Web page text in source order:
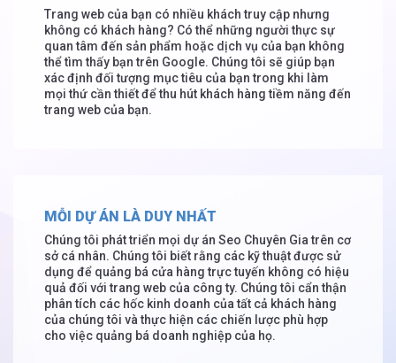
Trang web của bạn có nhiều khách truy cập nhưng
không có khách hàng? Có thể những người thực sự
quan tâm đến sản phẩm hoặc dịch vụ của bạn không
thể tìm thấy bạn trên Google. Chúng tôi sẽ giúp bạn
xác định đối tượng mục tiêu của bạn trong khi làm
mọi thứ cần thiết để thu hút khách hàng tiềm năng đến
trang web của bạn.
MỖI DỰ ÁN LÀ DUY NHẤT
Chúng tôi phát triển mọi dự án Seo Chuyên Gia trên cơ
sở cá nhân. Chúng tôi biết rằng các kỹ thuật được sử
dụng để quảng bá cửa hàng trực tuyến không có hiệu
quả đối với trang web của công ty. Chúng tôi cẩn thận
phân tích các hốc kinh doanh của tất cả khách hàng
của chúng tôi và thực hiện các chiến lược phù hợp
cho việc quảng bá doanh nghiệp của họ.